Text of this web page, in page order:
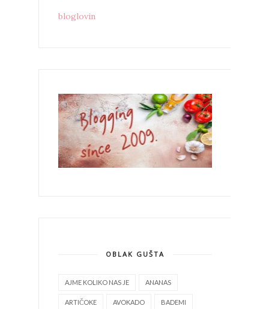
bloglovin
OBLAK GUŠTA
AJME KOLIKO NAS JE ANANAS
ARTIČOKE AVOKADO BADEMI